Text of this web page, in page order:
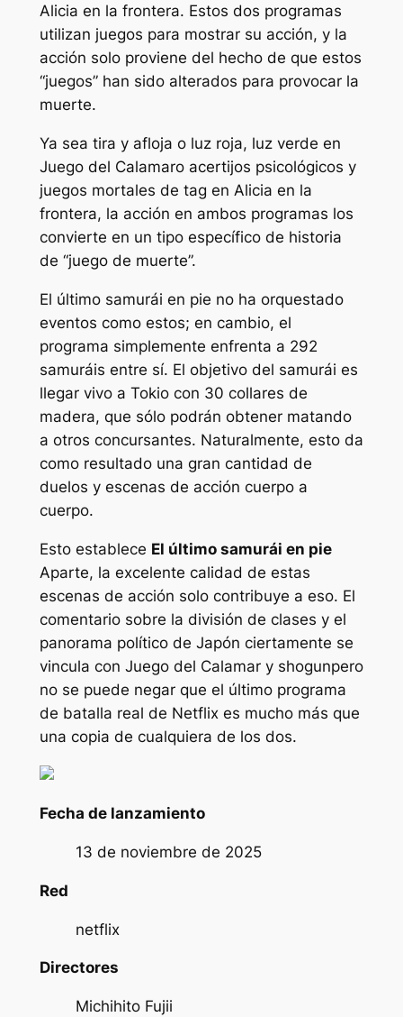
Alicia en la frontera. Estos dos programas
utilizan juegos para mostrar su acción, y la
acción solo proviene del hecho de que estos
“juegos” han sido alterados para provocar la
muerte.
Ya sea tira y afloja o luz roja, luz verde en
Juego del Calamaro acertijos psicológicos y
juegos mortales de tag en Alicia en la
frontera​​​​​​, la acción en ambos programas los
convierte en un tipo específico de historia
de “juego de muerte”.
El último samurái en pie no ha orquestado
eventos como estos; en cambio, el
programa simplemente enfrenta a 292
samuráis entre sí. El objetivo del samurái es
llegar vivo a Tokio con 30 collares de
madera, que sólo podrán obtener matando
a otros concursantes. Naturalmente, esto da
como resultado una gran cantidad de
duelos y escenas de acción cuerpo a
cuerpo.
Esto establece El último samurái en pie
Aparte, la excelente calidad de estas
escenas de acción solo contribuye a eso. El
comentario sobre la división de clases y el
panorama político de Japón ciertamente se
vincula con Juego del Calamary shogunpero
no se puede negar que el último programa
de batalla real de Netflix es mucho más que
una copia de cualquiera de los dos.
Fecha de lanzamiento
13 de noviembre de 2025
Red
netflix
Directores
Michihito Fujii